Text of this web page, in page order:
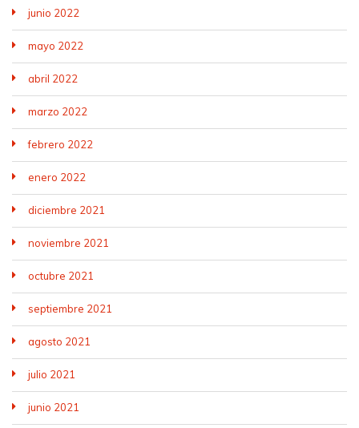
junio 2022
mayo 2022
abril 2022
marzo 2022
febrero 2022
enero 2022
diciembre 2021
noviembre 2021
octubre 2021
septiembre 2021
agosto 2021
julio 2021
junio 2021